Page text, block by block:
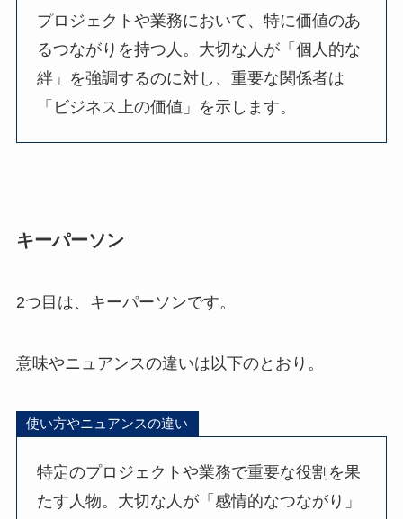
プロジェクトや業務において、特に価値のあ
るつながりを持つ人。大切な人が「個人的な
絆」を強調するのに対し、重要な関係者は
「ビジネス上の価値」を示します。
キーパーソン
2つ目は、キーパーソンです。
意味やニュアンスの違いは以下のとおり。
使い方やニュアンスの違い
特定のプロジェクトや業務で重要な役割を果
たす人物。大切な人が「感情的なつながり」